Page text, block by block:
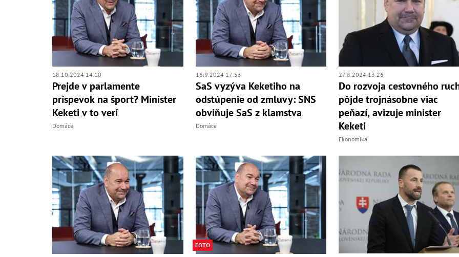
18.10.2024 14:10
Prejde v parlamente
príspevok na šport? Minister
Keketi v to verí
Domáce
16.9.2024 17:53
SaS vyzýva Keketiho na
odstúpenie od zmluvy: SNS
obviňuje SaS z klamstva
Domáce
27.8.2024 13:26
Do rozvoja cestovného
pôjde trojnásobne viac
peňazí, avizuje minister
Keketi
Ekonomika
FOTO